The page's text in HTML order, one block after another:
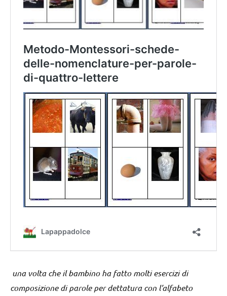
una volta che il bambino ha fatto molti esercizi di
composizione di parole per dettatura con l’alfabeto